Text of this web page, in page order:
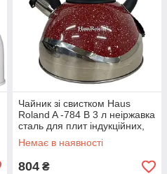
Чайник зі свистком Haus
Roland A -784 B 3 л неіржавка
сталь для плит індукційних,
газових та електро
Немає в наявності
804 ₴